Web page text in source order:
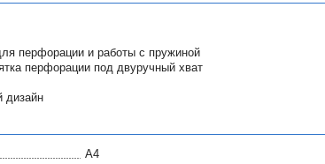
перфорации и работы с пружиной
перфорации под двуручный хват
дизайн
A4